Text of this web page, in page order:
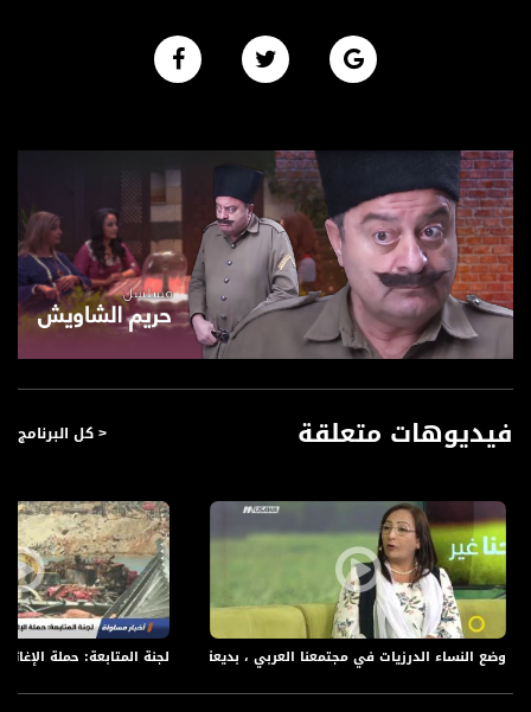
فيديوهات متعلقة < كل البرنامج
لجنة المتابعة: حملة الإغاثة
وضع النساء الدرزيات في مجتمعنا العربي ، بديعة نكد خنيفس،صباحنا غير، 2-5-2018،قناة مساواة الفضائية